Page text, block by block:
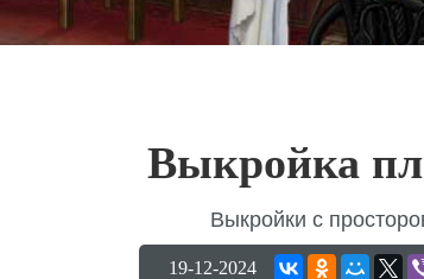
Выкройка
Выкройки с
19-12-2024